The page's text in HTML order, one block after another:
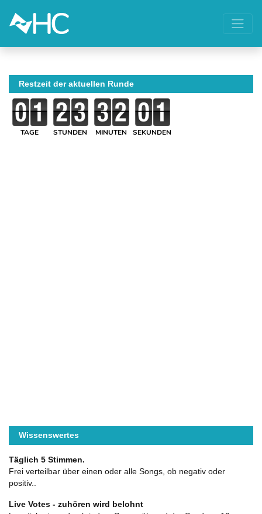
Restzeit der aktuellen Runde
TAGE STUNDEN MINUTEN SEKUNDEN
Wissenswertes
Täglich 5 Stimmen.
Frei verteilbar über einen oder alle Songs, ob negativ oder
positiv..
Live Votes - zuhören wird belohnt